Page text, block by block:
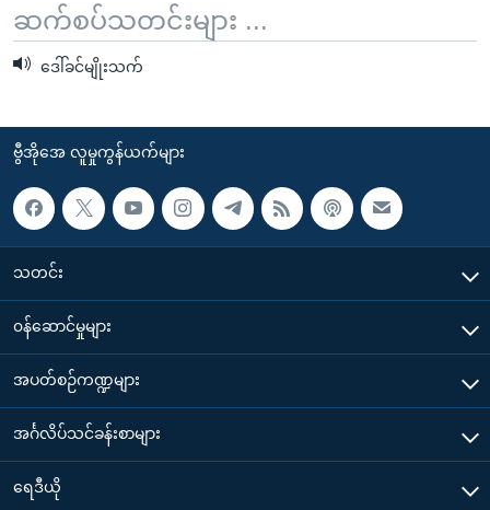
ဆက်စပ်သတင်းများ ...
ဒေါ်ခင်မျိုးသက်
ဗွီအိုအေ လူမှုကွန်ယက်များ
သတင်း
၀န်ဆောင်မှုများ
အပတ်စဉ်ကဏ္ဍများ
အင်္ဂလိပ်သင်ခန်းစာများ
ရေဒီယို